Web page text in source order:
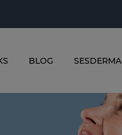
BLOG SESDERMA